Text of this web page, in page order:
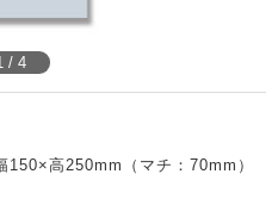
/ 4
150×高250mm（マチ：70mm）